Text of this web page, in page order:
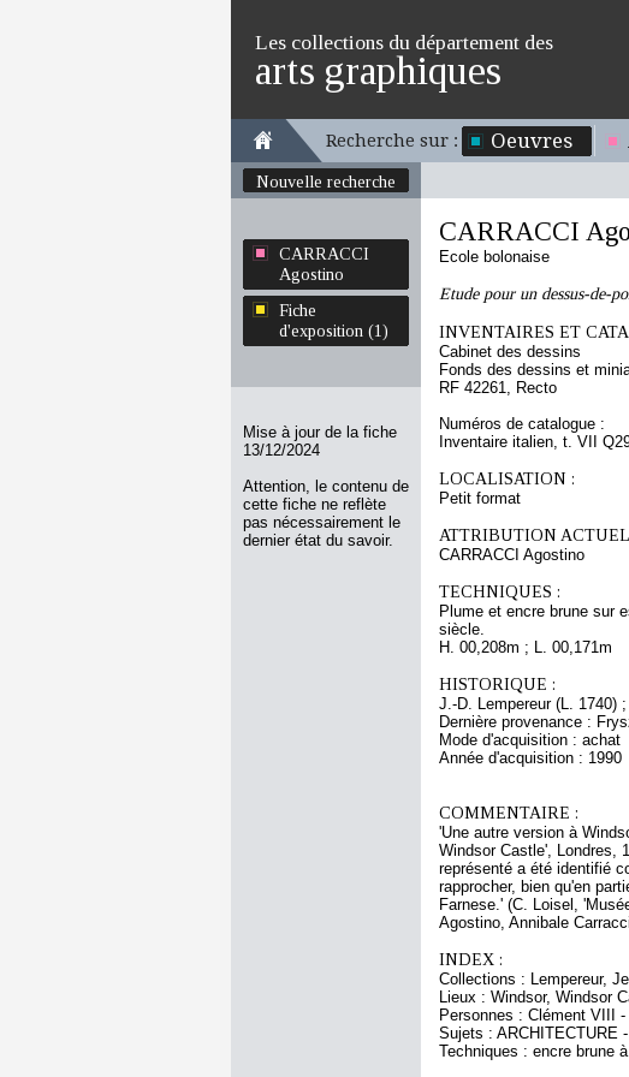
Les collections du département des
arts graphiques
Recherche sur : Oeuvres
Nouvelle recherche
CARRACCI
Agostino
Fiche
d'exposition (1)
Mise à jour de la fiche
13/12/2024
Attention, le contenu de
cette fiche ne reflète
pas nécessairement le
dernier état du savoir.
CARRACCI
Ecole bolonaise
Etude pour un dessus-de-
INVENTAIRES ET
Cabinet des dessins
Fonds des dessins et
RF 42261, Recto
Numéros de catalogue :
Inventaire italien, t. VII
LOCALISATION :
Petit format
ATTRIBUTION
CARRACCI Agostino
TECHNIQUES :
Plume et encre brune sur
siècle.
H. 00,208m ; L. 00,171m
HISTORIQUE :
J.-D. Lempereur (L. 1740)
Dernière provenance :
Mode d'acquisition : achat
Année d'acquisition : 1990
COMMENTAIRE :
'Une autre version à
Windsor Castle', Londres,
représenté a été identifié
rapprocher, bien qu'en
Farnese.' (C. Loisel,
Agostino, Annibale
INDEX :
Collections : Lempereur,
Lieux : Windsor, Windsor
Personnes : Clément VIII
Sujets : ARCHITECTURE
Techniques : encre brune